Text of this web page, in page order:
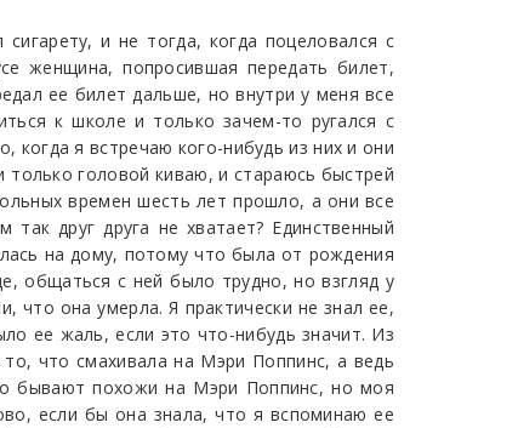
и не тогда, когда поцеловался с
женщина, попросившая передать билет,
ее билет дальше, но внутри у меня все
к школе и только зачем-то ругался с
я встречаю кого-нибудь из них и они
головой киваю, и стараюсь быстрей
времен шесть лет прошло, а они все
друг друга не хватает? Единственный
на дому, потому что была от рождения
общаться с ней было трудно, но взгляд у
что она умерла. Я практически не знал ее,
ее жаль, если это что-нибудь значит. Из
что смахивала на Мэри Поппинс, а ведь
бывают похожи на Мэри Поппинс, но моя
если бы она знала, что я вспоминаю ее